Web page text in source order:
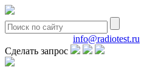
info@radiotest.ru
Сделать запрос